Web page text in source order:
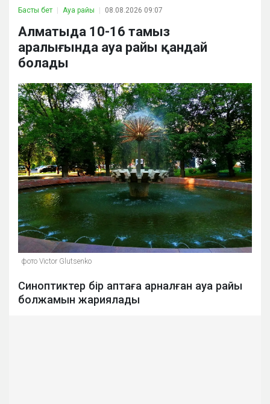
Басты бет Ауа райы 08.08.2026 09:07
Алматыда 10-16 тамыз
аралығында ауа райы қандай
болады
фото Victor Glutsenko
Синоптиктер бір аптаға арналған ауа райы
болжамын жариялады